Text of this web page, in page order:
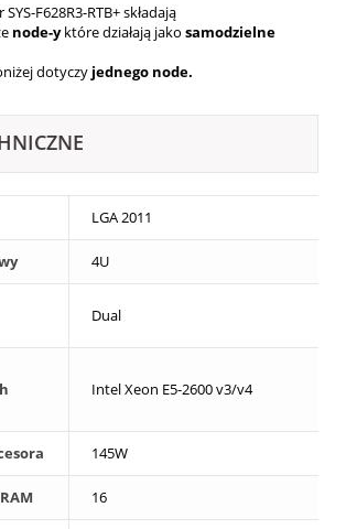
F628R3-RTB+ składają
node-yktóre działają jako samodzielne
dotyczy jednego node.
LGA 2011
4U
Dual
Intel Xeon E5-2600 v3/v4
145W
16